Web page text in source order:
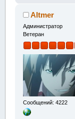
Altmer
Администратор
Ветеран
Сообщений: 4222